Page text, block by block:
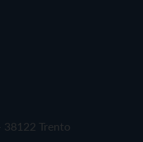
38122 Trento